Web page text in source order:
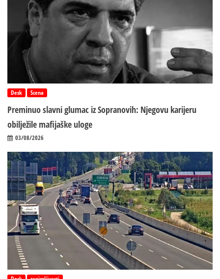
Desk Scena
Preminuo slavni glumac iz Sopranovih: Njegovu karijeru
obilježile mafijaške uloge
03/08/2026